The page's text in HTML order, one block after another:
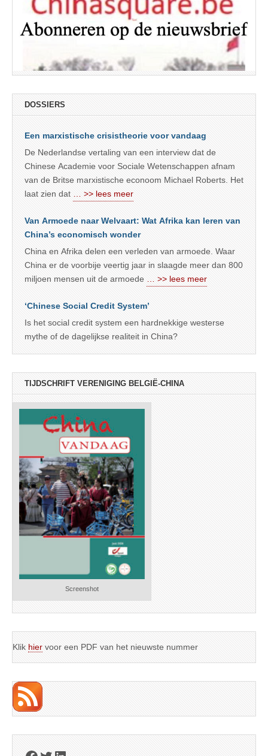
DOSSIERS
Een marxistische crisistheorie voor vandaag
De Nederlandse vertaling van een interview dat de
Chinese Academie voor Sociale Wetenschappen afnam
van de Britse marxistische econoom Michael Roberts. Het
laat zien dat
… >> lees meer
Van Armoede naar Welvaart: Wat Afrika kan leren van
China’s economisch wonder
China en Afrika delen een verleden van armoede. Waar
China er de voorbije veertig jaar in slaagde meer dan 800
miljoen mensen uit de armoede
… >> lees meer
‘Chinese Social Credit System’
Is het social credit system een hardnekkige westerse
mythe of de dagelijkse realiteit in China?
TIJDSCHRIFT VERENIGING BELGIË-CHINA
Screenshot
Klik hier voor een PDF van het nieuwste nummer